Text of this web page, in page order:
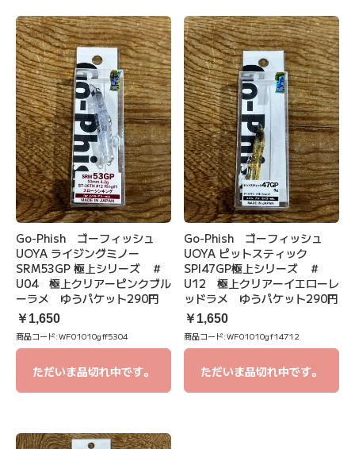
Go-Phish ゴーフィッシュ
UOYA ライジングミノー
SRM53GP 極上シリーズ ＃
U04 極上クリアーピンクブル
ーラメ ゆうパケット290円
￥1,650
商品コード:WF01010gff5304
ただいま品切れ中です。
Go-Phish ゴーフィッシュ
UOYA ピットスティック
SPI47GP極上シリーズ ＃
U12 極上クリアーイエローレ
ッドラメ ゆうパケット290円
￥1,650
商品コード:WF01010gf14712
ただいま品切れ中です。